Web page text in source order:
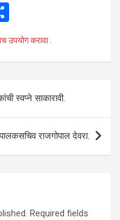
h
ar
उपयोग करावा .
स्वप्ने साकारावी.
राजगोपाल देवरा.
Required fields